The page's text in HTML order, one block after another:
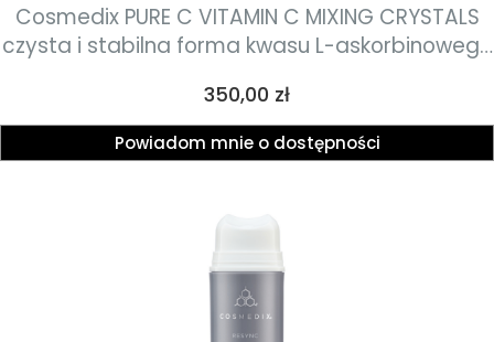
Cosmedix PURE C VITAMIN C MIXING CRYSTALS
czysta i stabilna forma kwasu L-askorbinowego
6g
Cena
350,00 zł
Powiadom mnie o dostępności